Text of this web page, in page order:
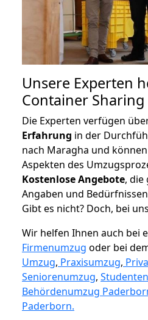
Unsere Experten
Container
Die Experten verfügen
Erfahrung in der
nach Maragha und
Aspekten des
Kostenlose Angebote, die
Angaben und
Gibt es nicht? Doch, bei
Wir helfen Ihnen auch bei
Firmenumzug oder bei
Umzug, Praxisumzug,
Seniorenumzug,
Behördenumzug
Paderborn.